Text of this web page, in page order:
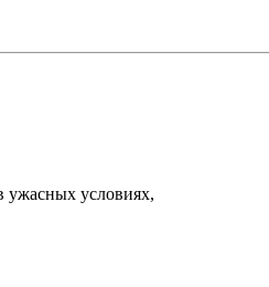
ужасных условиях,